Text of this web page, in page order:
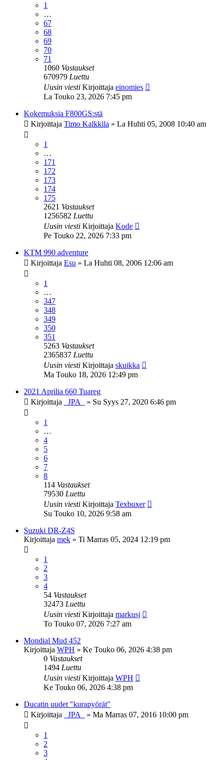
1
…
67
68
69
70
71
1060 Vastaukset
670979 Luettu
Uusin viesti Kirjoittaja einomies
La Touko 23, 2026 7:45 pm
Kokemuksia F800GS:stä
Kirjoittaja Timo Kalkkila » La Huhti 05, 2008 10:40 am
1
…
171
172
173
174
175
2621 Vastaukset
1256582 Luettu
Uusin viesti Kirjoittaja Kode
Pe Touko 22, 2026 7:33 pm
KTM 990 adventure
Kirjoittaja Esu » La Huhti 08, 2006 12:06 am
1
…
347
348
349
350
351
5263 Vastaukset
2365837 Luettu
Uusin viesti Kirjoittaja skuikka
Ma Touko 18, 2026 12:49 pm
2021 Aprilia 660 Tuareg
Kirjoittaja
_JPA_ » Su Syys 27, 2020 6:46 pm
1
…
4
5
6
7
8
114 Vastaukset
79530 Luettu
Uusin viesti Kirjoittaja Texbuxer
Su Touko 10, 2026 9:58 am
Suzuki DR-Z4S
Kirjoittaja mek » Ti Marras 05, 2024 12:19 pm
1
2
3
4
54 Vastaukset
32473 Luettu
Uusin viesti Kirjoittaja markusj
To Touko 07, 2026 7:27 am
Mondial Mud 452
Kirjoittaja WPH » Ke Touko 06, 2026 4:38 pm
0 Vastaukset
1494 Luettu
Uusin viesti Kirjoittaja WPH
Ke Touko 06, 2026 4:38 pm
Ducatin uudet "kurapyörät"
Kirjoittaja
_JPA_ » Ma Marras 07, 2016 10:00 pm
1
2
3